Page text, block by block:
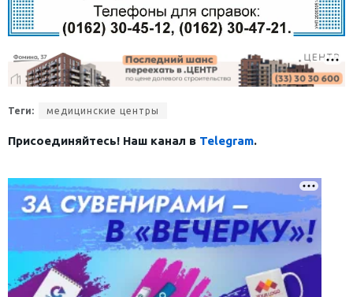
Теги: медицинские центры
Присоединяйтесь! Наш канал в Telegram.